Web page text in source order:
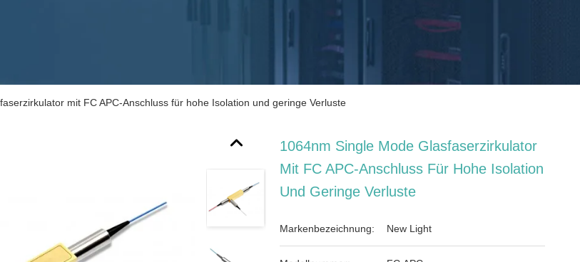
mit FC APC-Anschluss für hohe Isolation und geringe Verluste
1064nm Single Mode Glasfaserzirkulator
Mit FC APC-Anschluss Für Hohe Isolation
Und Geringe Verluste
Markenbezeichnung: New Light